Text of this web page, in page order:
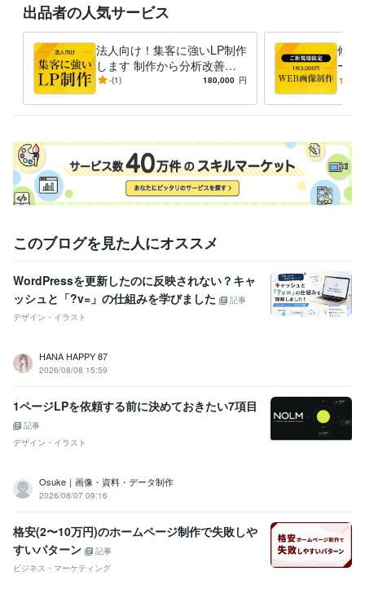
ビジネス・クリエイティブツール
WordPress:6年Google Analytics:6年Adobe Photoshop:6年
Adobe Premiere Pro:2年Adobe Illustrator:4年Canva:4年
Adobe XD:6年
得意分野
Web制作・HP作成・EC構築 ホームページ制作 LP制作 ヒートマッ
IT 美容 ネイル 飲食店 ドライフラワー
店舗サイト
コーポレートサイト
フィットネス
デザイン制作 ロゴマーク制作 名刺制作 チラシ制作
ヨガ ヨガスタジオ 美容 健康 IT 建築 コンサル
ネイルサロン
フィットネス
出品者の人気サービス
法人向け！集客に強いLP制作
します 制作から分析改善ま
で一貫してお受けいたします
-(1) 180,000 円
修正
ー制
頼実
このブログを見た人にオススメ
WordPressを更新したのに反映されない？キャ
ッシュと「?v=」の仕組みを学びました
記事
デザイン・イラスト
HANA HAPPY 87
2026/08/08 15:59
1ページLPを依頼する前に決めておきたい7項目
記事
デザイン・イラスト
Osuke｜画像・資料・データ制作
2026/08/07 09:16
格安(2〜10万円)のホームページ制作で失敗しや
すいパターン
記事
ビジネス・マーケティング